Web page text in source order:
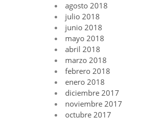
agosto 2018
julio 2018
junio 2018
mayo 2018
abril 2018
marzo 2018
febrero 2018
enero 2018
diciembre 2017
noviembre 2017
octubre 2017